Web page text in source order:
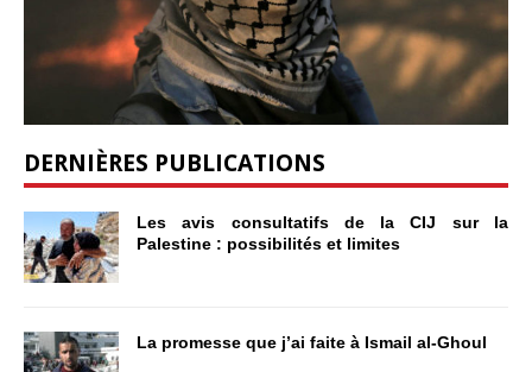
DERNIÈRES PUBLICATIONS
Les avis consultatifs de la CIJ sur la
Palestine : possibilités et limites
La promesse que j’ai faite à Ismail al-Ghoul